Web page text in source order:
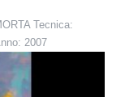
Tecnica:
2007